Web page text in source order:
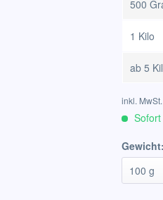
500
1 Kilo
ab5
inkl.
Gewicht: